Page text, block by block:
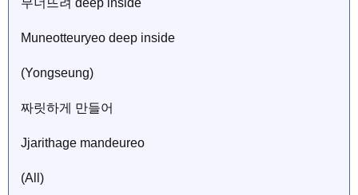
Muneotteuryeo deep inside
(Yongseung)
짜릿하게 만들어
Jjarithage mandeureo
(All)